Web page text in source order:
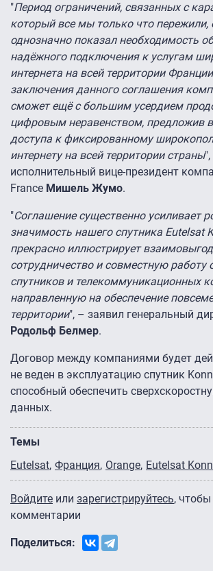
"Период ограничений, связанных с
который все мы только что пережили,
однозначно показал необходимость
надёжного подключения к услугам
интернета на всей территории
заключения данного соглашения
сможет ещё с большим усердием
цифровым неравенством, предложив
доступа к фиксированному
интернету на всей территории страны
исполнительный вице-президент
France Мишель Жумо.
"Соглашение существенно усиливает
значимость нашего спутника Eutelsat
прекрасно иллюстрирует
сотрудничество и совместную работу
спутников и телекоммуникационных
направленную на обеспечение
территории", – заявил генеральный
Родольф Белмер.
Договор между компаниями будет
не веден в эксплуатацию спутник
способный обеспечить
данных.
Темы
Eutelsat Франция Orange Eutelsat
Войдите или зарегистрируйтесь, чтобы
комментарии
Поделиться: